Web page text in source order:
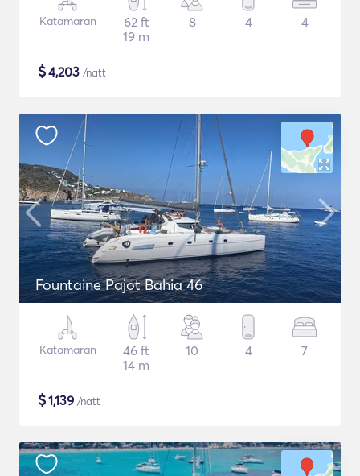
Katamaran
62 ft
19 m
8 4 4
$4,203 /natt
Fountaine Pajot Bahia 46
Katamaran
46 ft
14 m
10 4 7
$1,139 /natt